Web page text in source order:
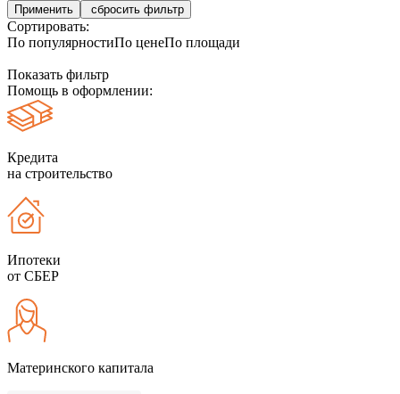
сбросить фильтр
Сортировать:
По популярностиПо ценеПо площади
Показать фильтр
Помощь в оформлении:
Кредита
на строительство
Ипотеки
от СБЕР
Материнского капитала